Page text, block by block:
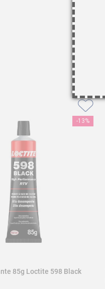
-13%
85g Loctite 598 Black